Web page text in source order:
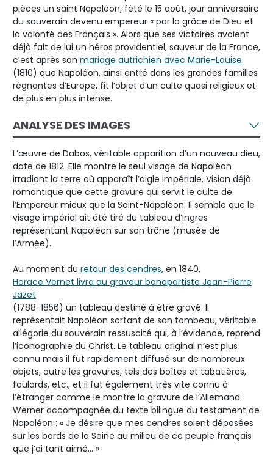
pièces un saint Napoléon, fêté le 15 août, jour anniversaire
du souverain devenu empereur « par la grâce de Dieu et
la volonté des Français ». Alors que ses victoires avaient
déjà fait de lui un héros providentiel, sauveur de la France,
c’est après son mariage autrichien avec Marie-Louise
(1810) que Napoléon, ainsi entré dans les grandes familles
régnantes d’Europe, fit l’objet d’un culte quasi religieux et
de plus en plus intense.
ANALYSE DES IMAGES
L’œuvre de Dabos, véritable apparition d’un nouveau dieu,
date de 1812. Elle montre le seul visage de Napoléon
irradiant la terre où apparaît l’aigle impériale. Vision déjà
romantique que cette gravure qui servit le culte de
l’Empereur mieux que la Saint-Napoléon. Il semble que le
visage impérial ait été tiré du tableau d’Ingres
représentant Napoléon sur son trône (musée de
l’Armée).
Au moment du retour des cendres, en 1840,
Horace Vernet livra au graveur bonapartiste Jean-Pierre
Jazet
(1788-1856) un tableau destiné à être gravé. Il
représentait Napoléon sortant de son tombeau, véritable
allégorie du souverain ressuscité qui, à l’évidence, reprend
l’iconographie du Christ. Le tableau original n’est plus
connu mais il fut rapidement diffusé sur de nombreux
objets, outre les gravures, tels des boîtes et tabatières,
foulards, etc., et il fut également très vite connu à
l’étranger comme le montre la gravure de l’Allemand
Werner accompagnée du texte bilingue du testament de
Napoléon : « Je désire que mes cendres soient déposées
sur les bords de la Seine au milieu de ce peuple français
que j’ai tant aimé… »